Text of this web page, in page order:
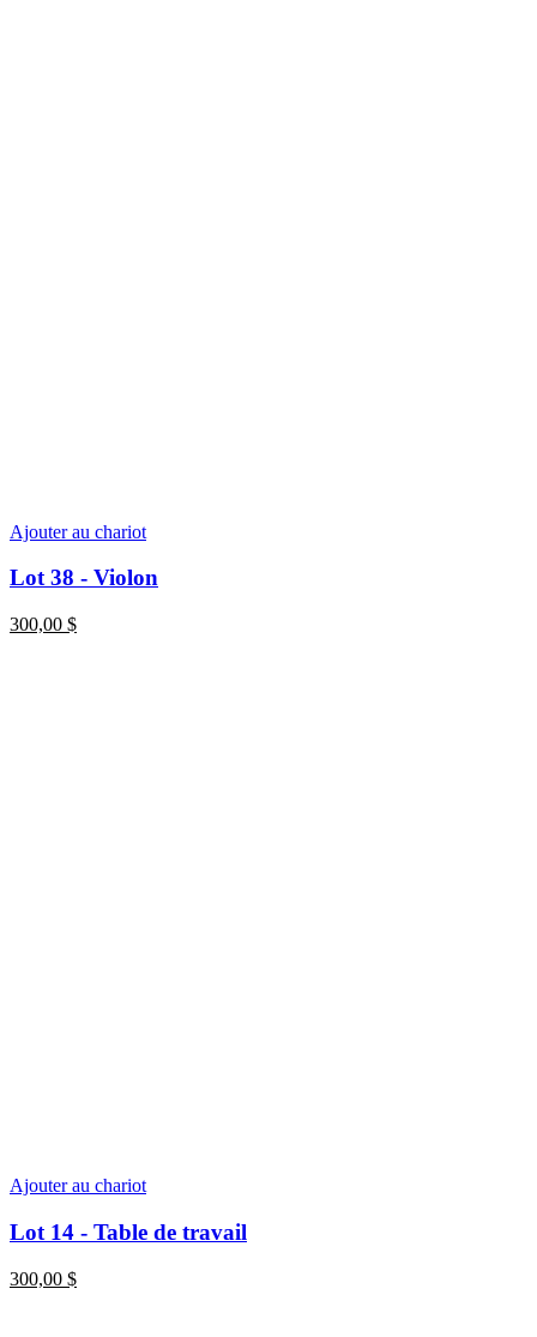
Ajouter au chariot
Lot 38 - Violon
300,00 $
Ajouter au chariot
Lot 14 - Table de travail
300,00 $